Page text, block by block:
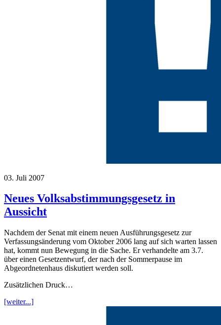
03. Juli 2007
Neues Volksabstimmungsgesetz in
Aussicht
Nachdem der Senat mit einem neuen Ausführungsgesetz zur
Verfassungsänderung vom Oktober 2006 lang auf sich warten lassen
hat, kommt nun Bewegung in die Sache. Er verhandelte am 3.7.
über einen Gesetzentwurf, der nach der Sommerpause im
Abgeordnetenhaus diskutiert werden soll.
Zusätzlichen Druck…
[weiter...]